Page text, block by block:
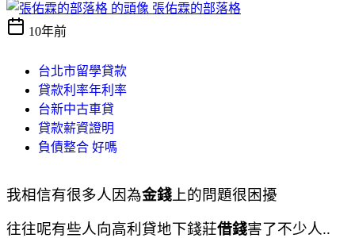
張佑霖的部落格
10年前
台北市留學貸款
貸款利率年利率
台新中古車貸
貸款薪資證明
負債整合 好嗎
我相信有很多人因為金錢 上的問題很困擾
往往呢有些人向高利貸地下錢莊借錢害了不少人..